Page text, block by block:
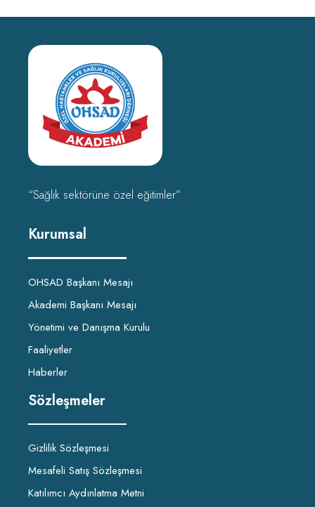
“Sağlık sektörüne özel eğitimler”
Kurumsal
OHSAD Başkanı Mesajı
Akademi Başkanı Mesajı
Yönetimi ve Danışma Kurulu
Faaliyetler
Haberler
Sözleşmeler
Gizlilik Sözleşmesi
Mesafeli Satış Sözleşmesi
Katılımcı Aydınlatma Metni